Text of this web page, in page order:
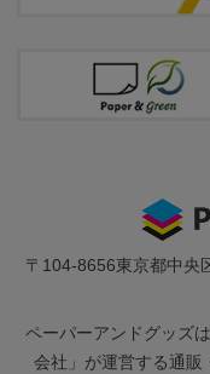
〒104-8656東京都中央
ペーパーアンドグッズ
会社」が運営する通販